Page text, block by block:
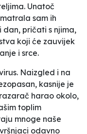
Unatoč
sam ih
dan, pričati s njima,
koji će zauvijek
i srce.
Naizgled i na
kasnije je
harao okolo,
toplim
mnoge naše
odavno